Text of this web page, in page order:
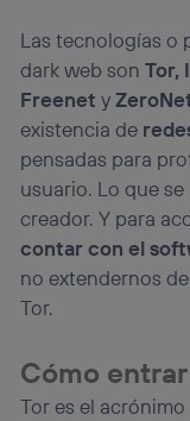
Las tecnologías o
dark web sonTor,
Freenet y
existencia de
pensadas para
usuario. Lo que
creador. Y para
contar con el
no extendernos
Tor.
Cómo
Tor es el